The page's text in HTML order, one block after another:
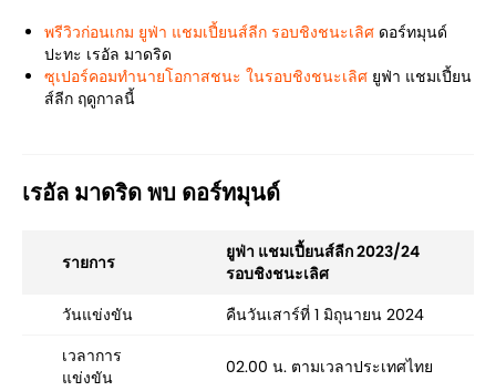
พรีวิวก่อนเกม ยูฟ่า แชมเปี้ยนส์ลีก รอบชิงชนะเลิศ ดอร์ทมุนด์
ปะทะ เรอัล มาดริด
ซุเปอร์คอมทำนายโอกาสชนะ ในรอบชิงชนะเลิศ ยูฟ่า แชมเปี้ยน
ส์ลีก ฤดูกาลนี้
เรอัล มาดริด พบ ดอร์ทมุนด์
รายการ
ยูฟ่า แชมเปี้ยนส์ลีก 2023/24
รอบชิงชนะเลิศ
วันแข่งขัน
คืนวันเสาร์ที่ 1 มิถุนายน 2024
เวลาการ
แข่งขัน
02.00 น. ตามเวลาประเทศไทย